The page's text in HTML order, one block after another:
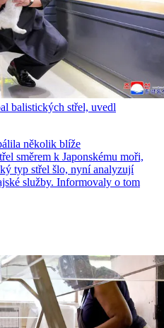
balistických střel, uvedl
několik blíže
směrem k Japonskému moři,
typ střel šlo, nyní analyzují
služby. Informovaly o tom